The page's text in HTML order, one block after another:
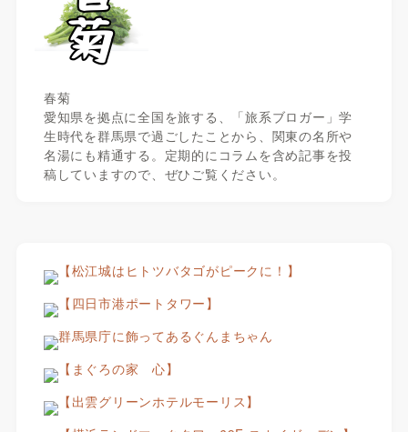
春菊
愛知県を拠点に全国を旅する、「旅系ブロガー」学
生時代を群馬県で過ごしたことから、関東の名所や
名湯にも精通する。定期的にコラムを含め記事を投
稿していますので、ぜひご覧ください。